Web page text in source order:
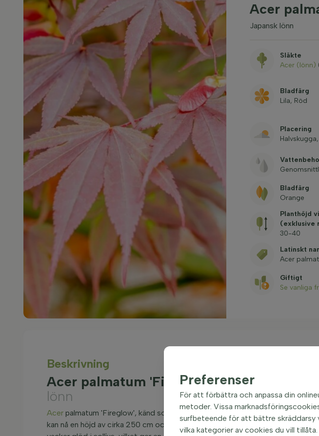
Acer
Japansk lönn
Släkte
Acer (lönn)
Bladfärg
Lila, Röd
Placering
Bladfärg
Orange
Planthöjd
(exklusive
30-40
Latinskt
Acer
Giftigt
Se vanliga
Beskrivning
Acer palmatum 'Fireglow' buske 30-40 cm
lönn
Acer palmatum 'Fireglow', känd som Japansk lönn, är en populär buske med
kan nå en höjd av cirka 250 cm och har en kompakt och upprätt tillväxt.
Preferenser
För att förbättra och anpassa din
metoder. Vissa
surfbeteende för att bättre skräddarsy
vilka kategorier av cookies du vill